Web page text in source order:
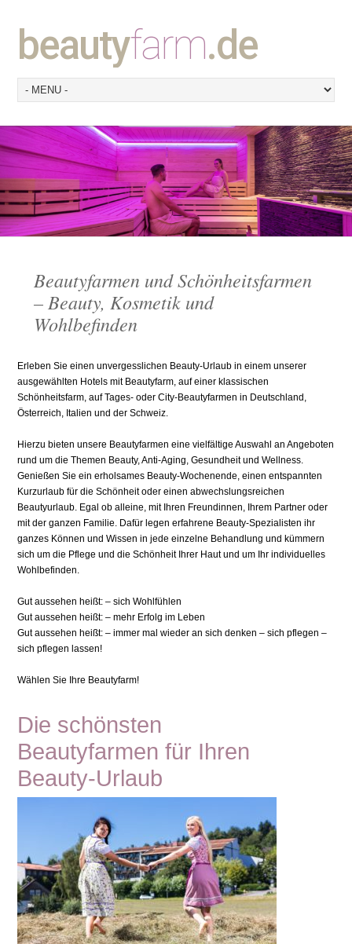
beautyfarm.de
Beautyfarmen und Schönheitsfarmen
– Beauty, Kosmetik und
Wohlbefinden
Erleben Sie einen unvergesslichen Beauty-Urlaub in einem unserer
ausgewählten Hotels mit Beautyfarm, auf einer klassischen
Schönheitsfarm, auf Tages- oder City-Beautyfarmen in Deutschland,
Österreich, Italien und der Schweiz.
Hierzu bieten unsere Beautyfarmen eine vielfältige Auswahl an Angeboten
rund um die Themen Beauty, Anti-Aging, Gesundheit und Wellness.
Genießen Sie ein erholsames Beauty-Wochenende, einen entspannten
Kurzurlaub für die Schönheit oder einen abwechslungsreichen
Beautyurlaub. Egal ob alleine, mit Ihren Freundinnen, Ihrem Partner oder
mit der ganzen Familie. Dafür legen erfahrene Beauty-Spezialisten ihr
ganzes Können und Wissen in jede einzelne Behandlung und kümmern
sich um die Pflege und die Schönheit Ihrer Haut und um Ihr individuelles
Wohlbefinden.
Gut aussehen heißt: – sich Wohlfühlen
Gut aussehen heißt: – mehr Erfolg im Leben
Gut aussehen heißt: – immer mal wieder an sich denken – sich pflegen –
sich pflegen lassen!
Wählen Sie Ihre Beautyfarm!
Die schönsten
Beautyfarmen für Ihren
Beauty-Urlaub